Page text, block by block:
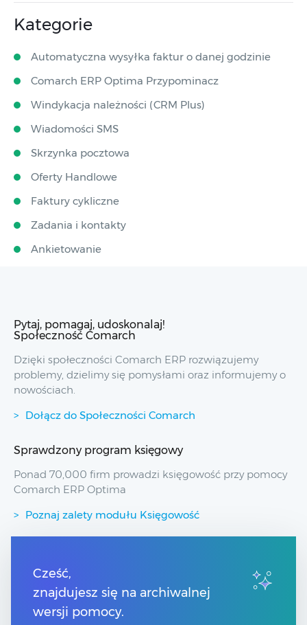
Kategorie
Automatyczna wysyłka faktur o danej godzinie
Comarch ERP Optima Przypominacz
Windykacja należności (CRM Plus)
Wiadomości SMS
Skrzynka pocztowa
Oferty Handlowe
Faktury cykliczne
Zadania i kontakty
Ankietowanie
Pytaj, pomagaj, udoskonalaj!
Społeczność Comarch
Dzięki społeczności Comarch ERP rozwiązujemy
problemy, dzielimy się pomysłami oraz informujemy o
nowościach.
Dołącz do Społeczności Comarch
Sprawdzony program księgowy
Ponad 70,000 firm prowadzi księgowość przy pomocy
Comarch ERP Optima
Poznaj zalety modułu Księgowość
Przydatne linki
Spis treści
Pomoc Comarch Betterfly
Cześć,
znajdujesz się na archiwalnej
wersji pomocy.